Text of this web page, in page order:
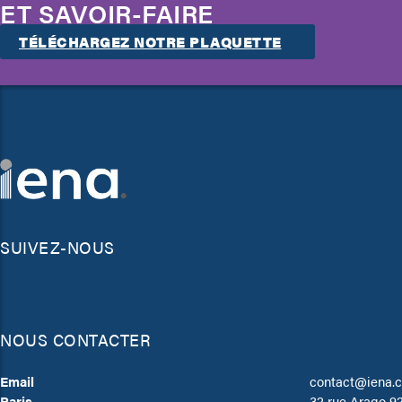
ET SAVOIR-FAIRE
TÉLÉCHARGEZ NOTRE PLAQUETTE
SUIVEZ-NOUS
NOUS CONTACTER
Email